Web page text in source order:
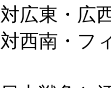
・広西
フィリ